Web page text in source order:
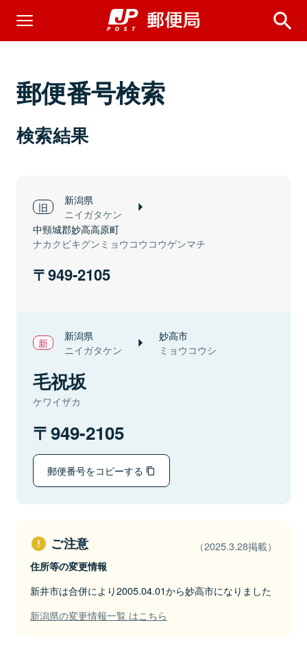
郵便番号検索
検索結果
新潟県
ニイガタケン
中頸城郡妙高高原町
ナカクビキグンミョウコウコウゲンマチ
949-2105
新潟県
ニイガタケン
妙高市
ミョウコウシ
毛祝坂
ケワイザカ
949-2105
郵便番号をコピーする
ご注意 （2025.3.28掲載）
住所等の変更情報
新井市は合併により2005.04.01から妙高市になりました
新潟県の変更情報一覧 はこちら